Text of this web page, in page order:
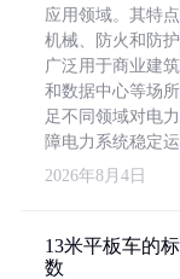
应用领域。其特
机械、防火和防
广泛用于商业建
和数据中心等场
足不同领域对电
障电力系统稳定运
2026年8月4日
13米平板车的
数